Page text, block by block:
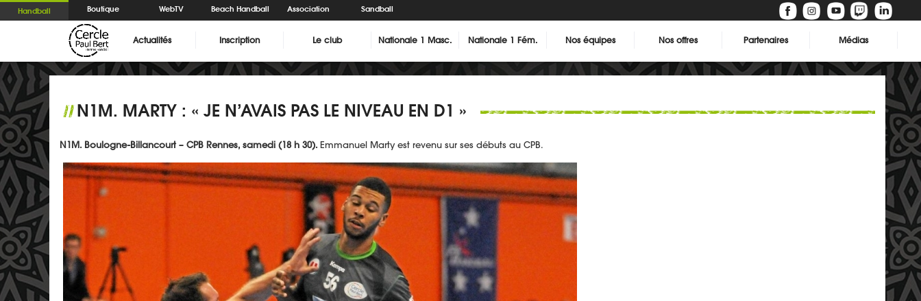
Handball Boutique WebTV Beach Handball Association Sandball
Actualités Inscription Le club Nationale 1 Masc. Nationale 1 Fém. Nos équipes Nos offres Partenaires Médias
//N1M. MARTY : « JE N’AVAIS PAS LE NIVEAU EN D1 »
N1M. Boulogne-Billancourt – CPB Rennes, samedi (18 h 30). Emmanuel Marty est revenu sur ses débuts au CPB.